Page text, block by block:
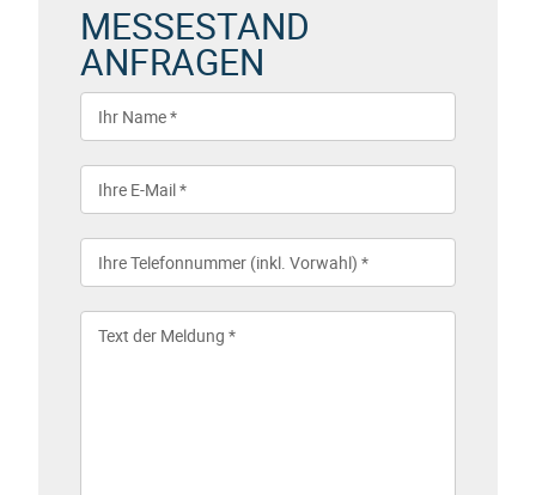
MESSESTAND
ANFRAGEN